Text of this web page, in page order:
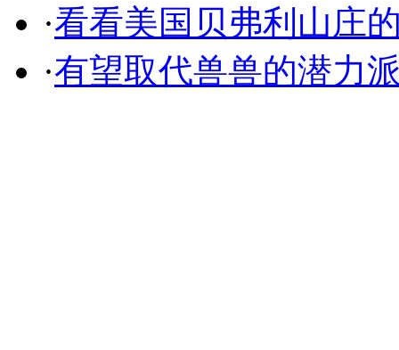
·看看美国贝弗利山庄
·有望取代兽兽的潜力